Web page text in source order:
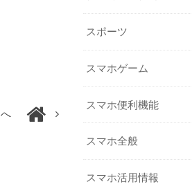
スポーツ
スマホゲーム
スマホ便利機能
スマホ全般
スマホ活用情報